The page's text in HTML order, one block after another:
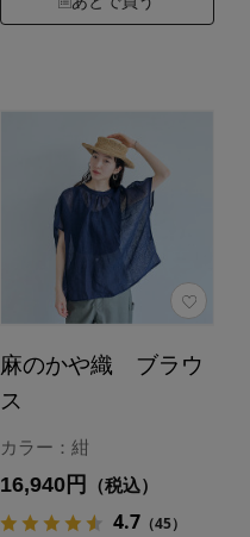
麻のかや織 ブラウ
ス
カラー：紺
16,940円 （税込）
4.7（45）